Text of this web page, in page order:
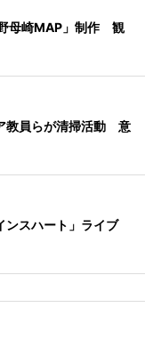
母崎MAP」制作 観
教員らが清掃活動 意
ンスハート」ライブ